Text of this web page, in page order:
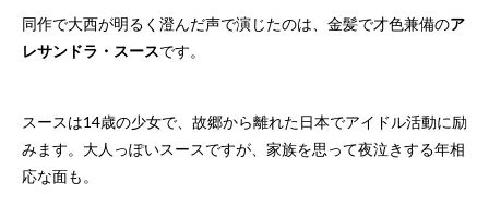
同作で大西が明るく澄んだ声で演じたのは、金髪で才色兼備のア
レサンドラ・スースです。
スースは14歳の少女で、故郷から離れた日本でアイドル活動に励
みます。大人っぽいスースですが、家族を思って夜泣きする年相
応な面も。